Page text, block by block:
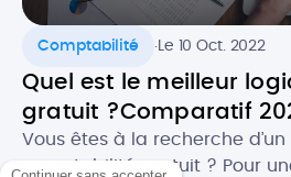
Comptabilité .Le 10 Oct. 2022
Quel est le meilleur
gratuit ?Comparatif
Vous êtes à la recherche
comptabilité gratuit ? Pour